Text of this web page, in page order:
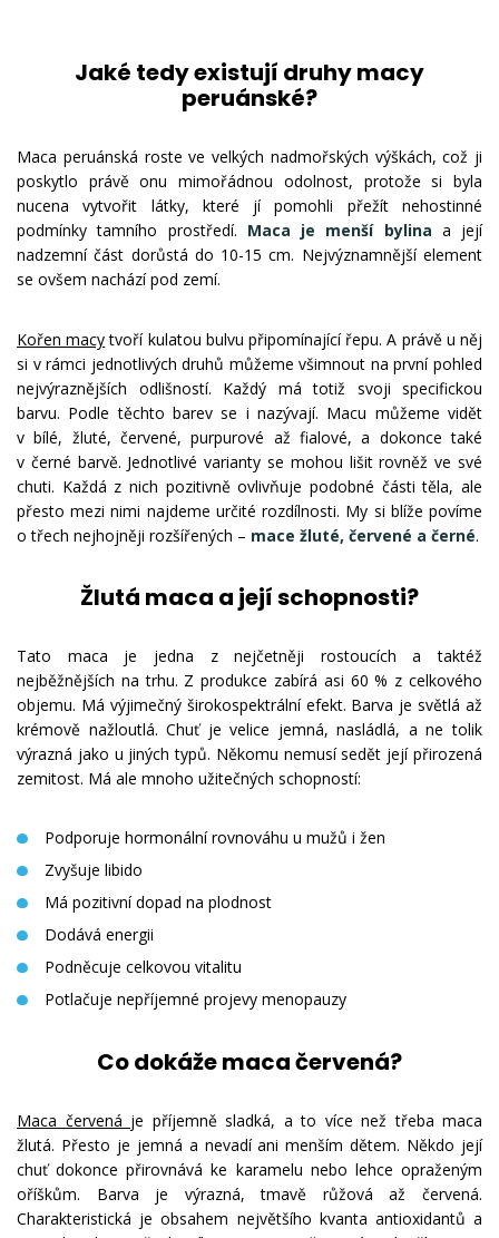
Jaké tedy existují druhy macy
peruánské?
Maca peruánská roste ve velkých nadmořských výškách, což ji
poskytlo právě onu mimořádnou odolnost, protože si byla
nucena vytvořit látky, které jí pomohli přežít nehostinné
podmínky tamního prostředí. Maca je menší bylina a její
nadzemní část dorůstá do 10-15 cm. Nejvýznamnější element
se ovšem nachází pod zemí.
Kořen macytvoří kulatou bulvu připomínající řepu. A právě u něj
si v rámci jednotlivých druhů můžeme všimnout na první pohled
nejvýraznějších odlišností. Každý má totiž svoji specifickou
barvu. Podle těchto barev se i nazývají. Macu můžeme vidět
v bílé, žluté, červené, purpurové až fialové, a dokonce také
v černé barvě. Jednotlivé varianty se mohou lišit rovněž ve své
chuti. Každá z nich pozitivně ovlivňuje podobné části těla, ale
přesto mezi nimi najdeme určité rozdílnosti. My si blíže povíme
o třech nejhojněji rozšířených – mace žluté, červené a černé.
Žlutá maca a její schopnosti?
Tato maca je jedna z nejčetněji rostoucích a taktéž
nejběžnějších na trhu. Z produkce zabírá asi 60 % z celkového
objemu. Má výjimečný širokospektrální efekt. Barva je světlá až
krémově nažloutlá. Chuť je velice jemná, nasládlá, a ne tolik
výrazná jako u jiných typů. Někomu nemusí sedět její přirozená
zemitost. Má ale mnoho užitečných schopností:
Podporuje hormonální rovnováhu u mužů i žen
Zvyšuje libido
Má pozitivní dopad na plodnost
Dodává energii
Podněcuje celkovou vitalitu
Potlačuje nepříjemné projevy menopauzy
Co dokáže maca červená?
Maca červená je příjemně sladká, a to více než třeba maca
žlutá. Přesto je jemná a nevadí ani menším dětem. Někdo její
chuť dokonce přirovnává ke karamelu nebo lehce opraženým
oříškům. Barva je výrazná, tmavě růžová až červená.
Charakteristická je obsahem největšího kvanta antioxidantů a